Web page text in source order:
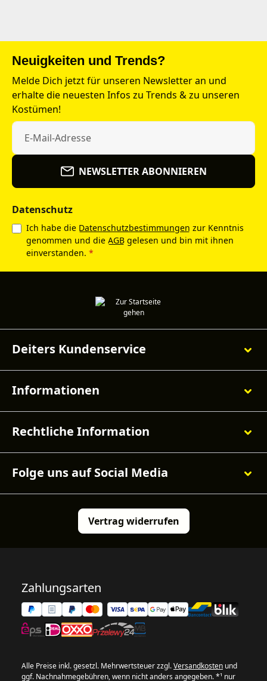
Neuigkeiten und Trends?
Melde Dich jetzt für unseren Newsletter an und
erhalte die neuesten Infos zu Trends & zu unseren
Kostümen!
NEWSLETTER ABONNIEREN
Datenschutz
Ich habe die Datenschutzbestimmungen zur Kenntnis
genommen und die AGB gelesen und bin mit ihnen
einverstanden. *
Deiters Kundenservice
Informationen
Rechtliche Information
Folge uns auf Social Media
Vertrag widerrufen
Zahlungsarten
Alle Preise inkl. gesetzl. Mehrwertsteuer zzgl.Versandkosten und
ggf. Nachnahmegebühren, wenn nicht anders angegeben. *¹ nur